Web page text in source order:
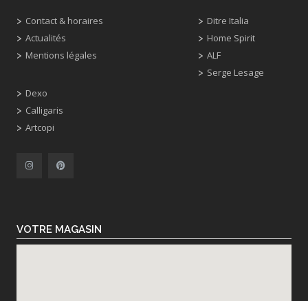
Contact & horaires
Actualités
Mentions légales
Dexo
Calligaris
Artcopi
Ditre Italia
Home Spirit
ALF
Serge Lesage
VOTRE MAGASIN